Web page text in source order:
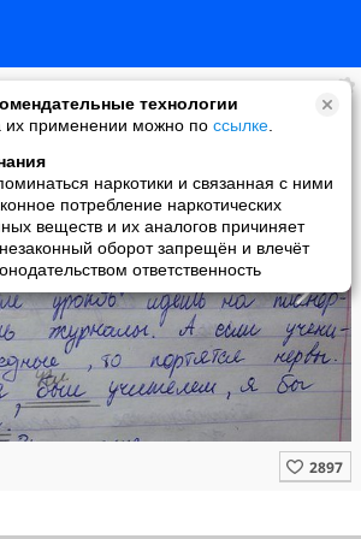
технологии
их применении можно по ссылке
наркотики и связанная с ними
потребление наркотических
веществ и их аналогов причиняет
оборот запрещён и влечёт
ответственность